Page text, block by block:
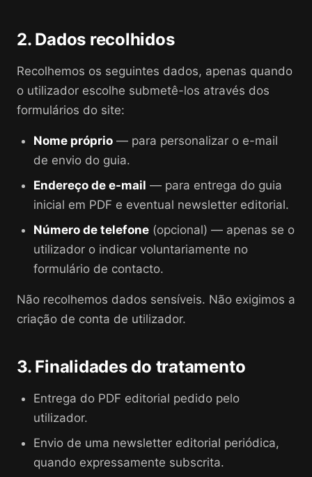
2. Dados recolhidos
Recolhemos os seguintes dados, apenas quando
o utilizador escolhe submetê-los através dos
formulários do site:
Nome próprio — para personalizar o e-mail
de envio do guia.
Endereço de e-mail — para entrega do guia
inicial em PDF e eventual newsletter editorial.
Número de telefone (opcional) — apenas se o
utilizador o indicar voluntariamente no
formulário de contacto.
Não recolhemos dados sensíveis. Não exigimos a
criação de conta de utilizador.
3. Finalidades do tratamento
Entrega do PDF editorial pedido pelo
utilizador.
Envio de uma newsletter editorial periódica,
quando expressamente subscrita.